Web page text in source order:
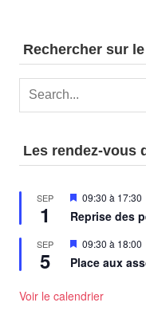
Rechercher sur
Les rendez-vous
SEP
1
Mis
avant
09:30 à 17:30
Reprise des
SEP
5
Mis
avant
09:30 à 18:00
Place aux
Voir le calendrier